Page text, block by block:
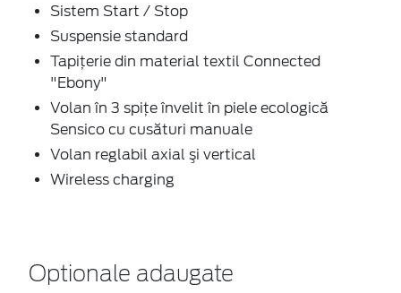
Sistem Start / Stop
Suspensie standard
Tapiţerie din material textil Connected
"Ebony"
Volan în 3 spițe învelit în piele ecologică
Sensico cu cusături manuale
Volan reglabil axial şi vertical
Wireless charging
Optionale adaugate